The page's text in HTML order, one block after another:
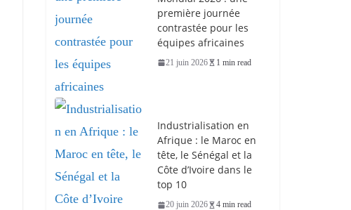
première journée
contrastée pour les
équipes africaines
21 juin 2026 1 min read
Industrialisation en
Afrique : le Maroc en
tête, le Sénégal et la
Côte d’Ivoire dans le
top 10
20 juin 2026 4 min read